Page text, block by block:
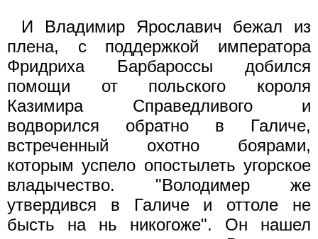
И Владимир Ярославич бежал из
плена, с поддержкой императора
Фридриха Барбароссы добился
помощи от польского короля
Казимира Справедливого и
водворился обратно в Галиче,
встреченный охотно боярами,
которым успело опостылеть угорское
владычество. "Володимер же
утвердився в Галиче и оттоле не
бысть на нь никогоже". Он нашел